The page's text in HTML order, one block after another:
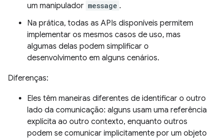
um manipulador message .
Na prática, todas as APIs disponíveis permitem
implementar os mesmos casos de uso, mas
algumas delas podem simplificar o
desenvolvimento em alguns cenários.
Diferenças:
Eles têm maneiras diferentes de identificar o outro
lado da comunicação: alguns usam uma referência
explícita ao outro contexto, enquanto outros
podem se comunicar implicitamente por um objeto